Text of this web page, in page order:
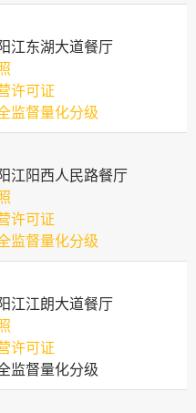
江东湖大道餐厅
许可证
监督量化分级
江阳西人民路餐厅
许可证
监督量化分级
江江朗大道餐厅
许可证
监督量化分级